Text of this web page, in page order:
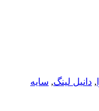
, دانیل لینگ, سایه